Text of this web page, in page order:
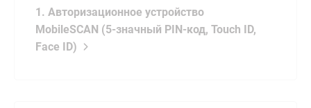
1. Авторизационное устройство
MobileSCAN (5-значный PIN-код, Touch ID,
Face ID)